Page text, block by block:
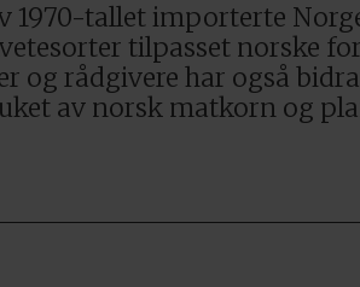
1970-tallet importerte
tilpasset norske
og rådgivere har også
av norsk matkorn og